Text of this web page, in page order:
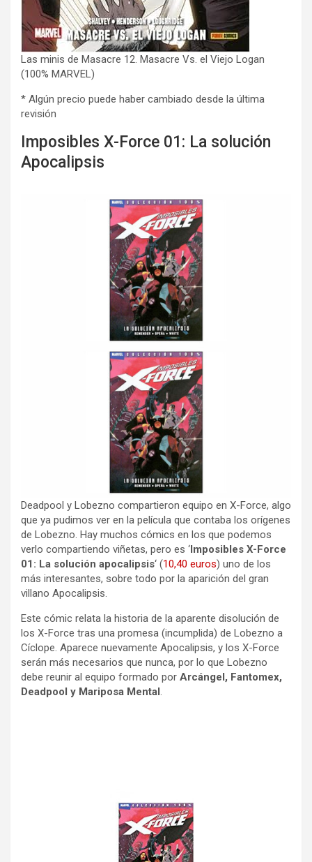
Las minis de Masacre 12. Masacre Vs. el Viejo Logan
(100% MARVEL)
* Algún precio puede haber cambiado desde la última
revisión
Imposibles X-Force 01: La solución
Apocalipsis
Deadpool y Lobezno compartieron equipo en X-Force, algo
que ya pudimos ver en la película que contaba los orígenes
de Lobezno. Hay muchos cómics en los que podemos
verlo compartiendo viñetas, pero es ‘Imposibles X-Force
01: La solución apocalipsis‘ (10,40 euros) uno de los
más interesantes, sobre todo por la aparición del gran
villano Apocalipsis.
Este cómic relata la historia de la aparente disolución de
los X-Force tras una promesa (incumplida) de Lobezno a
Cíclope. Aparece nuevamente Apocalipsis, y los X-Force
serán más necesarios que nunca, por lo que Lobezno
debe reunir al equipo formado por Arcángel, Fantomex,
Deadpool y Mariposa Mental.